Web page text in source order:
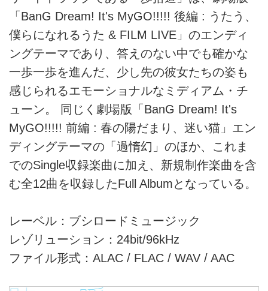
「BanG Dream! It's MyGO!!!!! 後編 : うたう、
僕らになれるうた & FILM LIVE」のエンディ
ングテーマであり、答えのない中でも確かな
一歩一歩を進んだ、少し先の彼女たちの姿も
感じられるエモーショナルなミディアム・チ
ューン。 同じく劇場版「BanG Dream! It's
MyGO!!!!! 前編 : 春の陽だまり、迷い猫」エン
ディングテーマの「過惰幻」のほか、これま
でのSingle収録楽曲に加え、新規制作楽曲を含
む全12曲を収録したFull Albumとなっている。
レーベル：ブシロードミュージック
レゾリューション：24bit/96kHz
ファイル形式：ALAC / FLAC / WAV / AAC